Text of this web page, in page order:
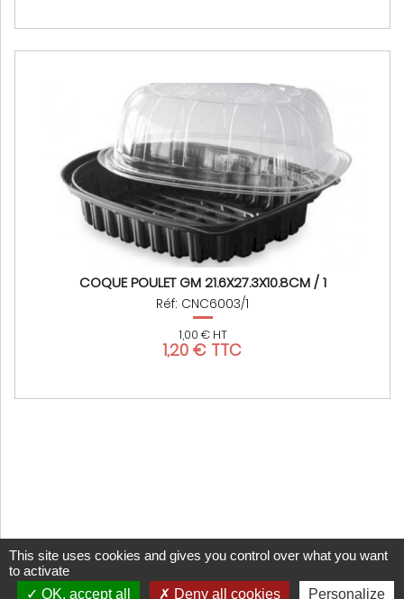
COQUE POULET GM 21.6X27.3X10.8CM / 1
Réf: CNC6003/1
1,00 € HT
1,20 € TTC
This site uses cookies and gives you control over what you want
to activate
OK, accept all
Deny all cookies Personalize